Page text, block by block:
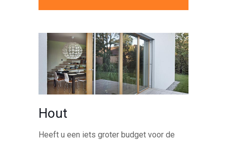
Hout
Heeft u een iets groter budget voor de